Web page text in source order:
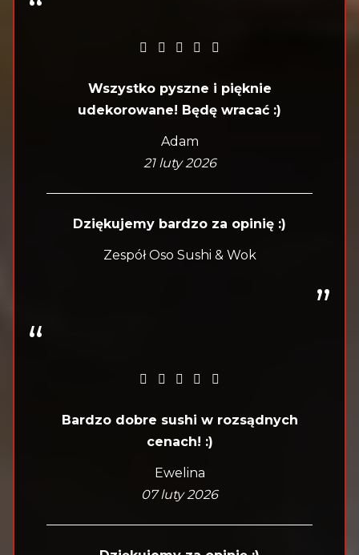
Wszystko pyszne i pięknie
udekorowane! Będę wracać :)
Adam
21 luty 2026
Dziękujemy bardzo za opinię :)
Zespół Oso Sushi & Wok
Bardzo dobre sushi w rozsądnych
cenach! :)
Ewelina
07 luty 2026